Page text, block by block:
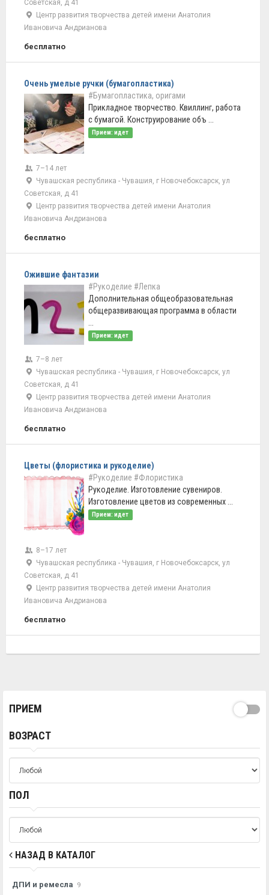
Советская, д 41
Центр развития творчества детей имени Анатолия
Ивановича Андрианова
бесплатно
Очень умелые ручки (бумагопластика)
#Бумагопластика, оригами
Прикладное творчество. Квиллинг, работа
с бумагой. Конструирование объ ...
Прием: идет
7–14 лет
Чувашская республика - Чувашия, г Новочебоксарск, ул
Советская, д 41
Центр развития творчества детей имени Анатолия
Ивановича Андрианова
бесплатно
Ожившие фантазии
#Рукоделие #Лепка
Дополнительная общеобразовательная
общеразвивающая программа в области
Прием: идет
7–8 лет
Чувашская республика - Чувашия, г Новочебоксарск, ул
Советская, д 41
Центр развития творчества детей имени Анатолия
Ивановича Андрианова
бесплатно
Цветы (флористика и рукоделие)
#Рукоделие #Флористика
Рукоделие. Изготовление сувениров.
Изготовление цветов из современных ...
Прием: идет
8–17 лет
Чувашская республика - Чувашия, г Новочебоксарск, ул
Советская, д 41
Центр развития творчества детей имени Анатолия
Ивановича Андрианова
бесплатно
ПРИЕМ
ВОЗРАСТ
ПОЛ
НАЗАД В КАТАЛОГ
ДПИ и ремесла 9